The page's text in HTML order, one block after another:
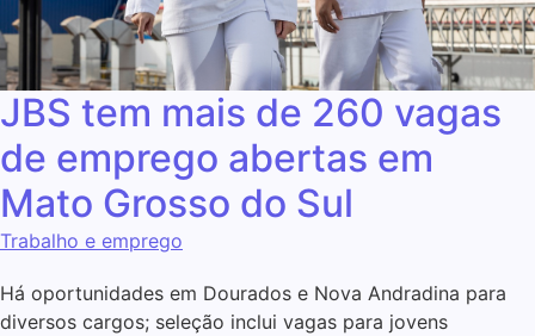
JBS tem mais de 260 vagas
de emprego abertas em
Mato Grosso do Sul
Trabalho e emprego
Há oportunidades em Dourados e Nova Andradina para
diversos cargos; seleção inclui vagas para jovens